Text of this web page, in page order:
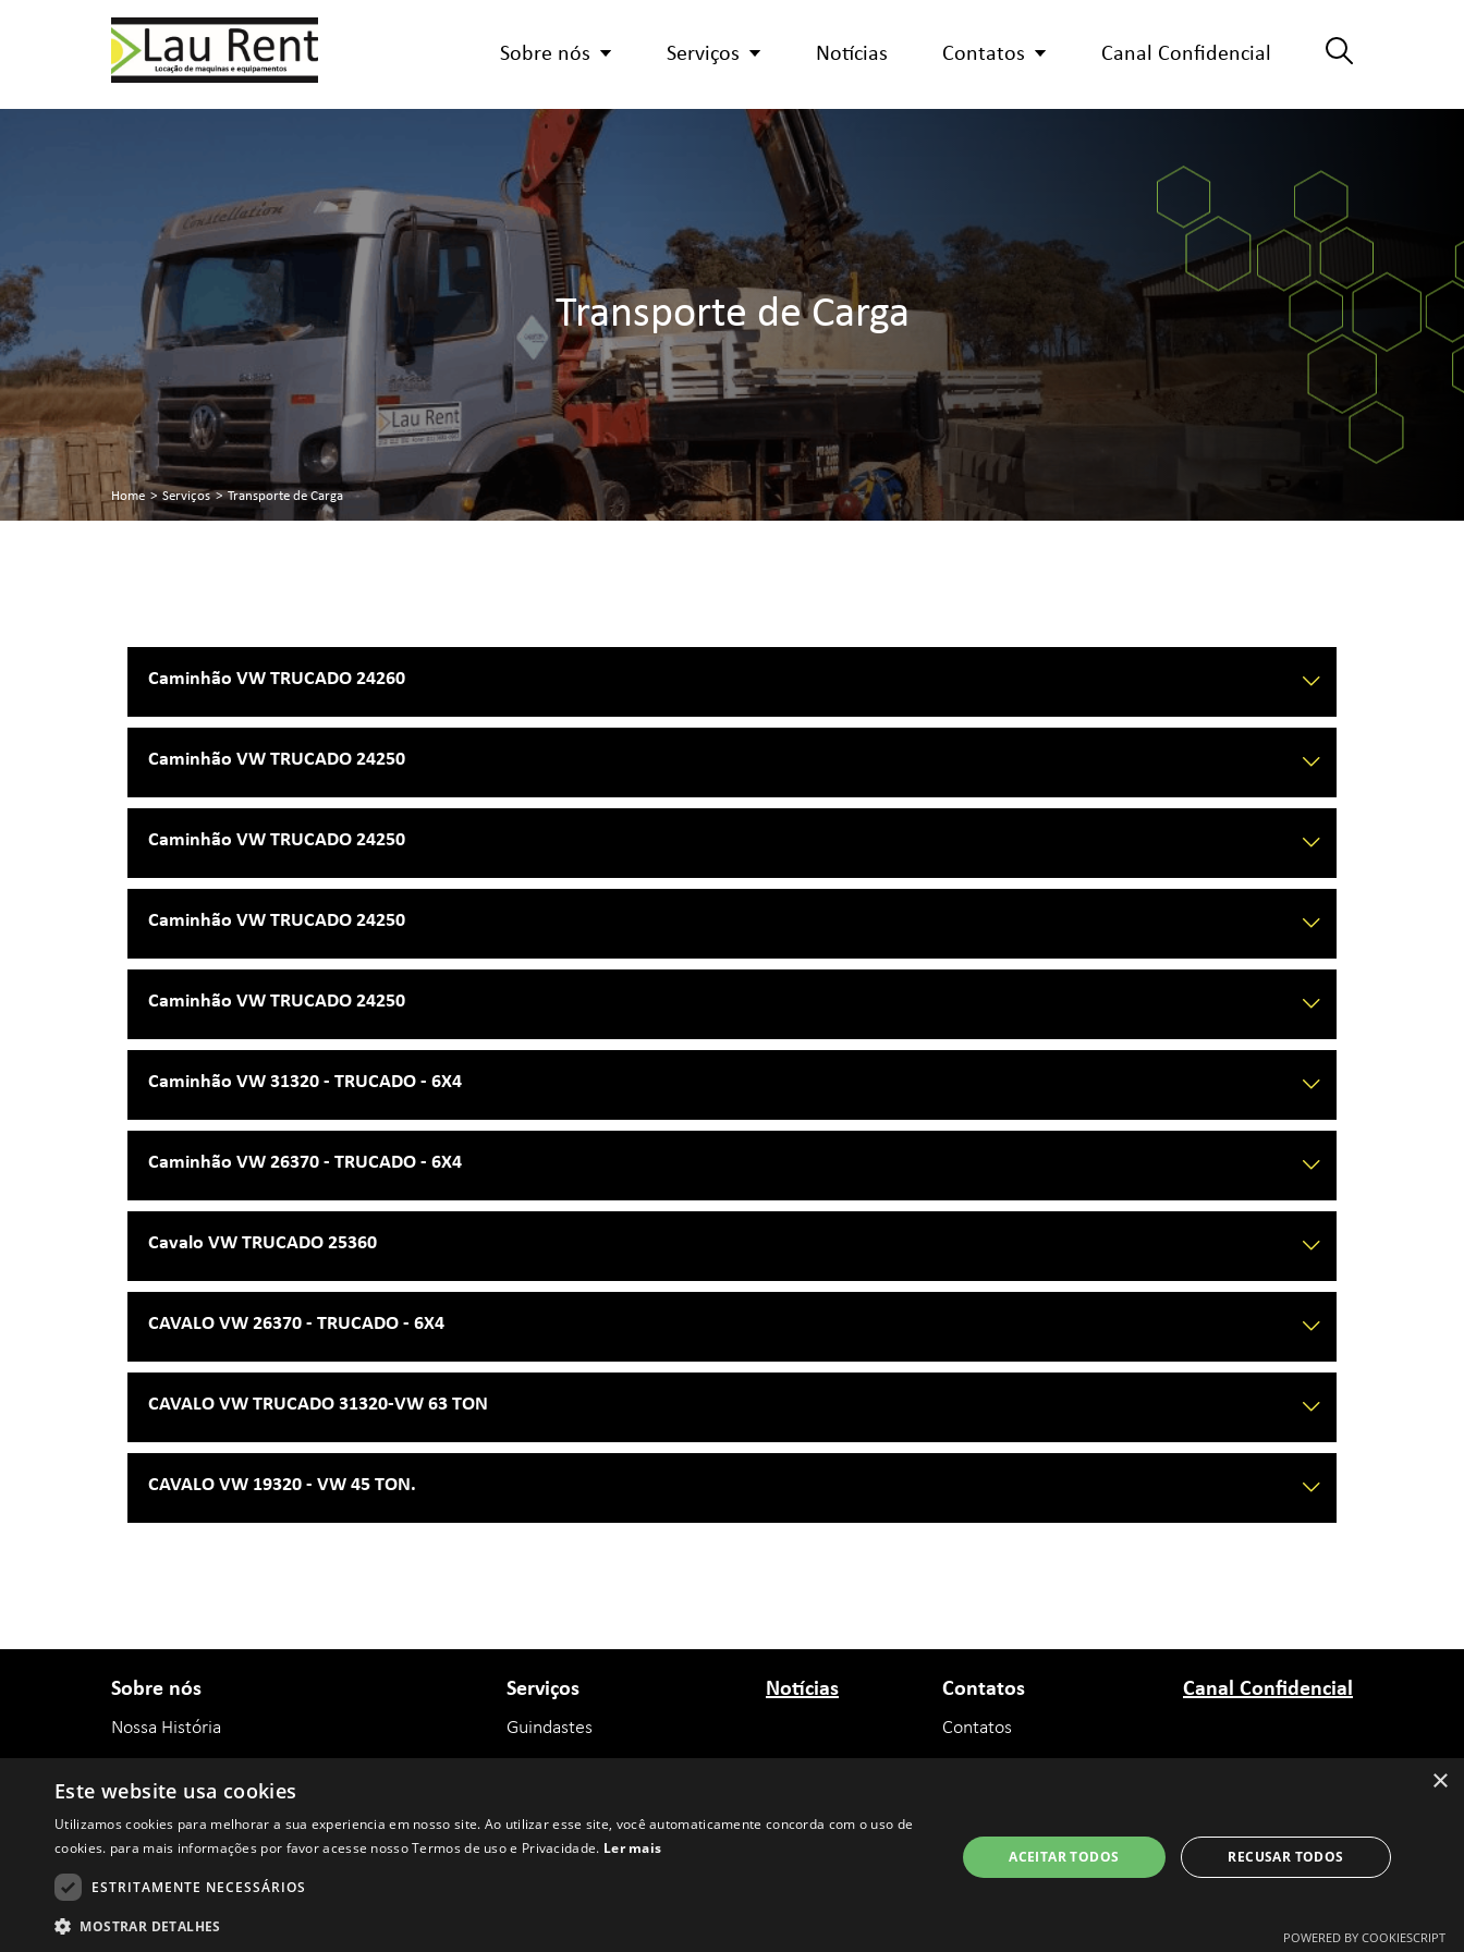
Sobre nós Serviços Notícias Contatos Canal Confidencial
Transporte de Carga
Home > Serviços > Transporte de Carga
Caminhão VW TRUCADO 24260
Caminhão VW TRUCADO 24250
Caminhão VW TRUCADO 24250
Caminhão VW TRUCADO 24250
Caminhão VW TRUCADO 24250
Caminhão VW 31320 - TRUCADO - 6X4
Caminhão VW 26370 - TRUCADO - 6X4
Cavalo VW TRUCADO 25360
CAVALO VW 26370 - TRUCADO - 6X4
CAVALO VW TRUCADO 31320-VW 63 TON
CAVALO VW 19320 - VW 45 TON.
Sobre nós
Nossa História
Código de conduta
Serviços
Guindastes
Diversos
Notícias Contatos
Contatos
Canal Confidencial
Lau Rent 2026 Política de Privacidade
×
Este website usa cookies
Utilizamos cookies para melhorar a sua experiencia em nosso site. Ao utilizar esse site, você automaticamente concorda com o uso de
cookies. para mais informações por favor acesse nosso Termos de uso e Privacidade. Ler mais
ESTRITAMENTE NECESSÁRIOS
MOSTRAR DETALHES
ACEITAR TODOS RECUSAR TODOS
POWERED BY COOKIESCRIPT